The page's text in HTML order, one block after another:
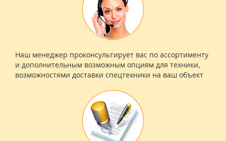
Наш менеджер проконсультирует вас по ассортименту
и дополнительным возможным опциям для техники,
возможностями доставки спецтехники на ваш объект